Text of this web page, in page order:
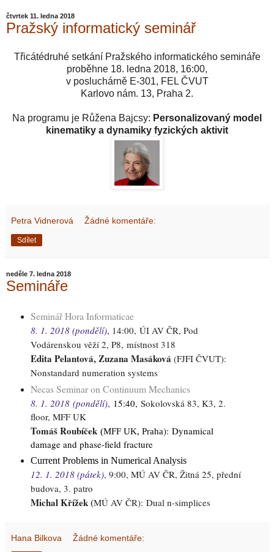
čtvrtek 11. ledna 2018
Pražský informatický seminář
Třicátédruhé setkání Pražského informatického semináře
proběhne 18. ledna 2018, 16:00,
v posluchárně E-301, FEL ČVUT
Karlovo nám. 13, Praha 2.
Na programu je Růžena Bajcsy: Personalizovaný model
kinematiky a dynamiky fyzických aktivit
Petra Vidnerová Žádné komentáře:
Sdílet
neděle 7. ledna 2018
Semináře
Seminář Hora Informaticae
8. 1. 2018 (pondělí), 14:00, ÚI AV ČR, Pod
Vodárenskou věží 2, P8, místnost 318
Edita Pelantová, Zuzana Masáková (FJFI ČVUT):
Nonstandard numeration systems
Necas Seminar on Continuum Mechanics
8. 1. 2018 (pondělí), 15:40, Sokolovská 83, K3, 2.
floor, MFF UK
Tomáš Roubíček (MFF UK, Praha): Dynamical
damage and phase-field fracture
Current Problems in Numerical Analysis
12. 1. 2018 (pátek), 9:00, MÚ AV ČR, Žitná 25, přední
budova, 3. patro
Michal Křížek (MÚ AV ČR): Dual n-simplices
Hana Bilkova Žádné komentáře: